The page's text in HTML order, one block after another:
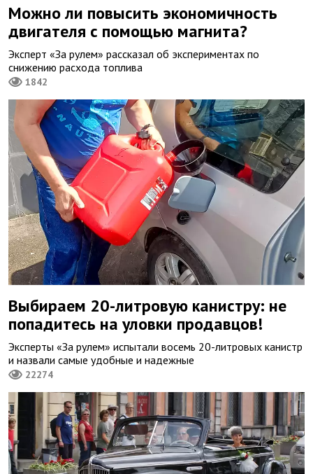
Можно ли повысить экономичность
двигателя с помощью магнита?
Эксперт «За рулем» рассказал об экспериментах по
снижению расхода топлива
1842
Выбираем 20-литровую канистру: не
попадитесь на уловки продавцов!
Эксперты «За рулем» испытали восемь 20-литровых канистр
и назвали самые удобные и надежные
22274